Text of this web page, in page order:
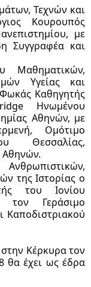
Τεχνών και
Κουρουπός
με
Συγγραφέα και
Μαθηματικών,
Υγείας και
Καθηγητής
Ηνωμένου
Αθηνών, με
Ομότιμο
Θεσσαλίας,
Αθηνών.
της Ιστορίας ο
του Ιονίου
τον Γεράσιμο
Καποδιστριακού
Κέρκυρα τον
θα έχει ως έδρα